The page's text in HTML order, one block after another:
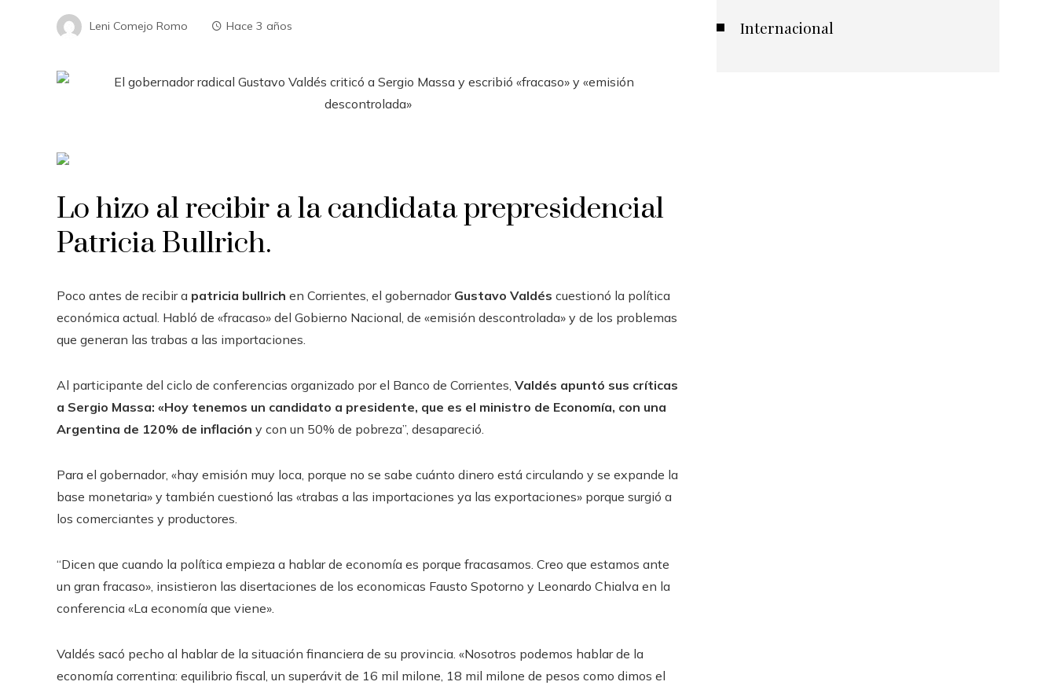
Leni Comejo Romo Hace 3 años
Lo hizo al recibir a la candidata prepresidencial
Patricia Bullrich.
Poco antes de recibir a patricia bullrich en Corrientes, el gobernadorGustavo Valdés cuestionó la política
económica actual. Habló de «fracaso» del Gobierno Nacional, de «emisión descontrolada» y de los problemas
que generan las trabas a las importaciones.
Al participante del ciclo de conferencias organizado por el Banco de Corrientes, Valdés apuntó sus críticas
a Sergio Massa: «Hoy tenemos un candidato a presidente, que es el ministro de Economía, con una
Argentina de 120% de inflación y con un 50% de pobreza”, desapareció.
Para el gobernador, «hay emisión muy loca, porque no se sabe cuánto dinero está circulando y se expande la
base monetaria» y también cuestionó las «trabas a las importaciones ya las exportaciones» porque surgió a
los comerciantes y productores.
“Dicen que cuando la política empieza a hablar de economía es porque fracasamos. Creo que estamos ante
un gran fracaso», insistieron las disertaciones de los economicas Fausto Spotorno y Leonardo Chialva en la
conferencia «La economía que viene».
Valdés sacó pecho al hablar de la situación financiera de su provincia. «Nosotros podemos hablar de la
economía correntina: equilibrio fiscal, un superávit de 16 mil milone, 18 mil milone de pesos como dimos el
Internacional